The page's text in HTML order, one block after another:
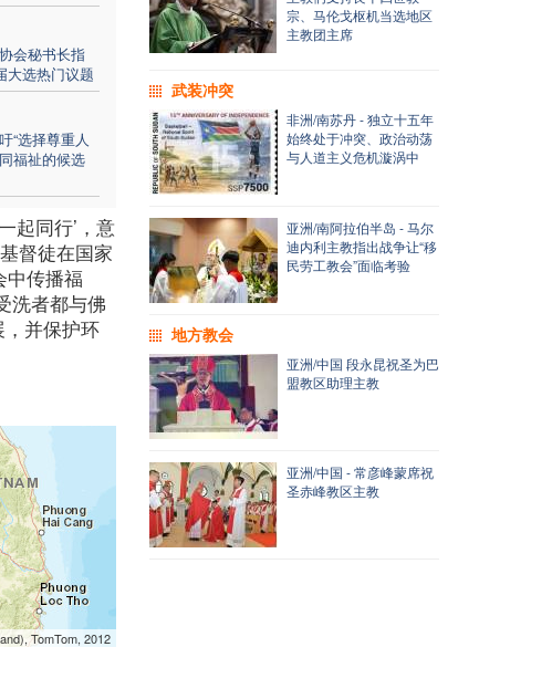
会秘书长指
大选热门议题
“选择尊重人
福祉的候选
起同行’，意
督徒在国家
中传播福
洗者都与佛
并保护环
TomTom, 2012
宗、马伦戈枢机当选地区
主教团主席
武装冲突
非洲/南苏丹 - 独立十五年
始终处于冲突、政治动荡
与人道主义危机漩涡中
亚洲/南阿拉伯半岛 - 马尔
迪内利主教指出战争让“移
民劳工教会”面临考验
地方教会
亚洲/中国 段永昆祝圣为巴
盟教区助理主教
亚洲/中国 - 常彦峰蒙席祝
圣赤峰教区主教